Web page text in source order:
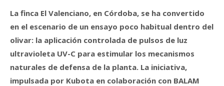
La finca El Valenciano, en Córdoba, se ha convertido
en el escenario de un ensayo poco habitual dentro del
olivar: la aplicación controlada de pulsos de luz
ultravioleta UV-C para estimular los mecanismos
naturales de defensa de la planta. La iniciativa,
impulsada por Kubota en colaboración con BALAM